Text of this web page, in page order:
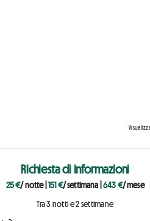
Richiesta di informazioni
25 €/ notte| 151 €/ settimana |643 €/ mese
Tra 3 notti e 2 settimane